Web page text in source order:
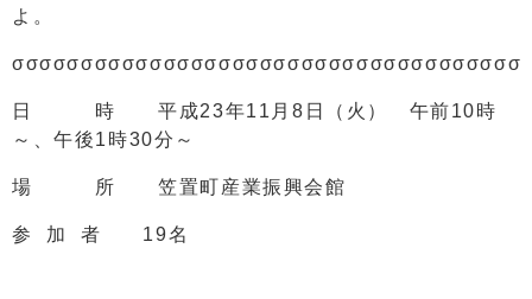
よ。
日 時 平成23年11月8日（火） 午前10時
～、午後1時30分～
場 所 笠置町産業振興会館
参 加 者 19名